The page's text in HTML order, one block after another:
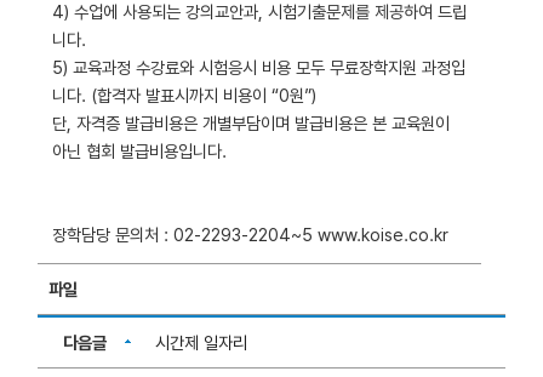
4) 수업에 사용되는 강의교안과, 시험기출문제를 제공하여 드립
니다.
5) 교육과정 수강료와 시험응시 비용 모두 무료장학지원 과정입
니다. (합격자 발표시까지 비용이 “0원”)
단, 자격증 발급비용은 개별부담이며 발급비용은 본 교육원이
아닌 협회 발급비용입니다.
장학담당 문의처 : 02-2293-2204~5 www.koise.co.kr
파일
다음글 시간제 일자리